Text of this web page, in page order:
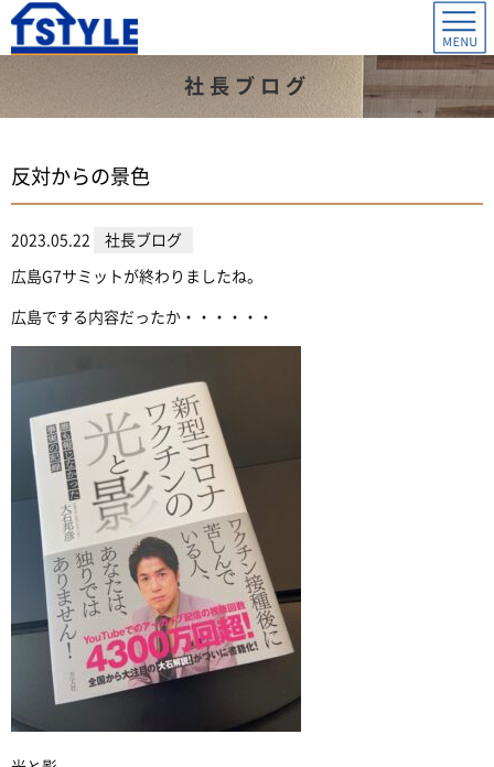
社長ブログ
反対からの景色
2023.05.22 社長ブログ
広島G7サミットが終わりましたね。
広島でする内容だったか・・・・・・